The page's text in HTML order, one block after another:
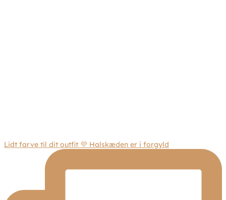
Lidt farve til dit outfit 💜 Halskæden er i forgyld